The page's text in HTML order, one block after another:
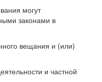
могут
законами в
вещания и (или)
и частной